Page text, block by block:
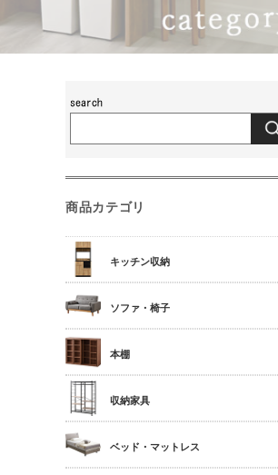
商品カテゴリ
キッチン収納
食器棚
レンジ台
キッチンカウンター
ストッカー
ソファ・椅子
チェア
ソファ
座椅子
本棚
ミドルタイプ
ディスプレイラック
収納家具
タンス・チェスト
ベッド・マットレス